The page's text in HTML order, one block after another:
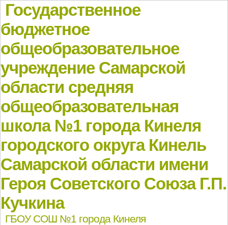
Государственное
бюджетное
общеобразовательное
учреждение Самарской
области средняя
общеобразовательная
школа №1 города Кинеля
городского округа Кинель
Самарской области имени
Героя Советского Союза Г.П.
Кучкина
ГБОУ СОШ №1 города Кинеля